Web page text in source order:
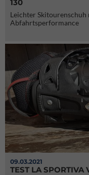
130
Leichter
Abfahrtsperformance
09.03.2021
TEST LA SPORTIVA